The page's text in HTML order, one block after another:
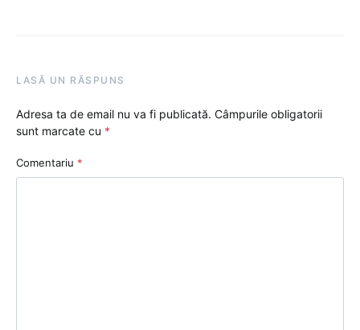
LASĂ UN RĂSPUNS
Adresa ta de email nu va fi publicată. Câmpurile obligatorii
sunt marcate cu *
Comentariu *